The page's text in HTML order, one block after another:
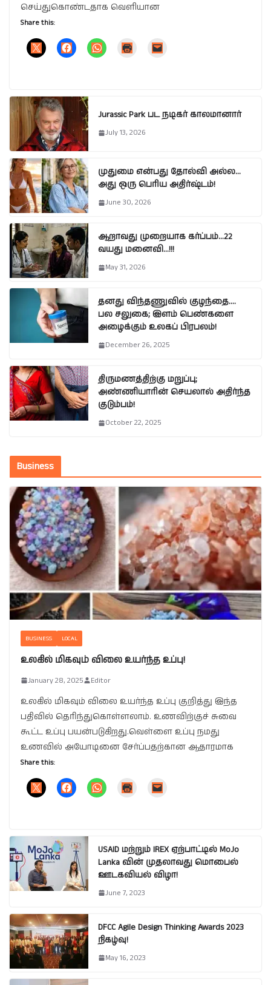
செய்துகொண்டதாக வெளியான
Share this:
Jurassic Park பட நடிகர் காலமானார்
July 13, 2026
முதுமை என்பது தோல்வி அல்ல…
அது ஒரு பெரிய அதிர்ஷ்டம்!
June 30, 2026
ஆறாவது முறையாக கர்ப்பம்…22
வயது மனைவி…!!!
May 31, 2026
தனது விந்தணுவில் குழந்தை….
பல சலுகை; இளம் பெண்களை
அழைக்கும் உலகப் பிரபலம்!
December 26, 2025
திருமணத்திற்கு மறுப்பு;
அண்ணியாரின் செயலால் அதிர்ந்த
குடும்பம்!
October 22, 2025
Business
BUSINESS LOCAL
உலகில் மிகவும் விலை உயர்ந்த உப்பு!
January 28, 2025 Editor
உலகில் மிகவும் விலை உயர்ந்த உப்பு குறித்து இந்த
பதிவில் தெரிந்துகொள்ளலாம். உணவிற்குச் சுவை
கூட்ட உப்பு பயன்படுகிறது.வெள்ளை உப்பு நமது
உணவில் அயோடினை சேர்ப்பதற்கான ஆதாரமாக
Share this:
USAID மற்றும் IREX ஏற்பாட்டில் MoJo
Lanka வின் முதலாவது மொபைல்
ஊடகவியல் விழா!
June 7, 2023
DFCC Agile Design Thinking Awards 2023
நிகழ்வு!
May 16, 2023